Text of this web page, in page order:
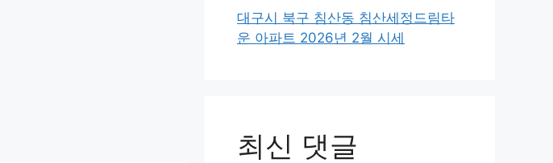
대구시 북구 침산동 침산세정드림타
운 아파트 2026년 2월 시세
최신 댓글